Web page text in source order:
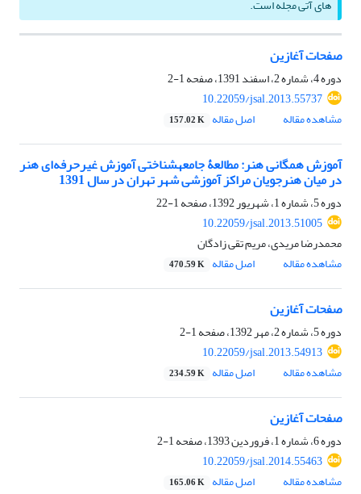
های آتی مجله است.
صفحات آغازین
دوره 4، شماره 2، اسفند 1391، صفحه
1-2
10.22059/jsal.2013.55737
مشاهده مقاله
اصل مقاله 157.02 K
آموزش همگانی هنر: مطالعۀ جامعه‏شناختی آموزش غیرحرفه‌ای هنر
در میان هنرجویان مراکز آموزشی شهر تهران در سال 1391
دوره 5، شماره 1، شهریور 1392، صفحه
1-22
10.22059/jsal.2013.51005
محمدرضا مریدی، مریم تقی زادگان
مشاهده مقاله
اصل مقاله 470.59 K
صفحات آغازین
دوره 5، شماره 2، مهر 1392، صفحه
1-2
10.22059/jsal.2013.54913
مشاهده مقاله
اصل مقاله 234.59 K
صفحات آغازین
دوره 6، شماره 1، فروردین 1393، صفحه
1-2
10.22059/jsal.2014.55463
مشاهده مقاله
اصل مقاله 165.06 K